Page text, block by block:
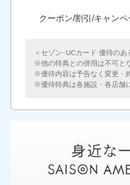
クーポン/割引/キャン
＜セゾン･UCカード 優待のあ
他の特典との併用は不可と
優待内容は予告なく変更・
優待特典は各施設・各店舗